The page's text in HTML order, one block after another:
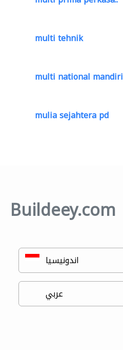
multi tehnik
multi national mandiri
mulia sejahtera pd
Buildeey.com